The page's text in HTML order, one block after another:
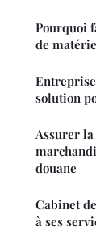
Pourquoi
de
solution
Assurer
douane
Cabinet
à ses